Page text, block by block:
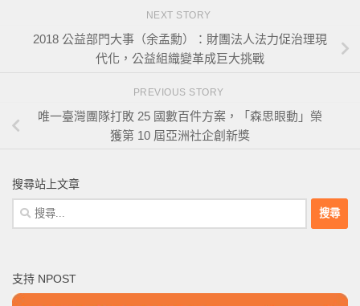
NEXT STORY
2018 公益部門大事（余孟勳）：財團法人法力促治理現
代化，公益組織變革成巨大挑戰
PREVIOUS STORY
唯一臺灣團隊打敗 25 國數百件方案，「森思眼動」榮
獲第 10 屆亞洲社企創新獎
搜尋站上文章
搜
尋
字:
支持 NPOST